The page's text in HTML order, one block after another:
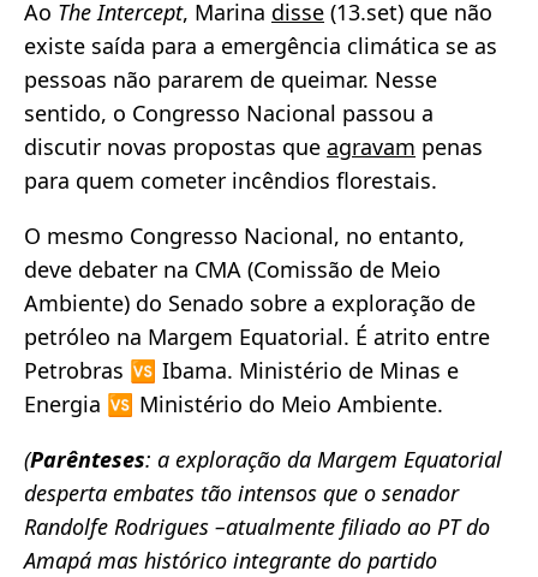
Ao The Intercept, Marina disse (13.set) que não
existe saída para a emergência climática se as
pessoas não pararem de queimar. Nesse
sentido, o Congresso Nacional passou a
discutir novas propostas que agravam penas
para quem cometer incêndios florestais.
O mesmo Congresso Nacional, no entanto,
deve debater na CMA (Comissão de Meio
Ambiente) do Senado sobre a exploração de
petróleo na Margem Equatorial. É atrito entre
Petrobras 🆚 Ibama. Ministério de Minas e
Energia 🆚 Ministério do Meio Ambiente.
(Parênteses: a exploração da Margem Equatorial
desperta embates tão intensos que o senador
Randolfe Rodrigues –atualmente filiado ao PT do
Amapá mas histórico integrante do partido